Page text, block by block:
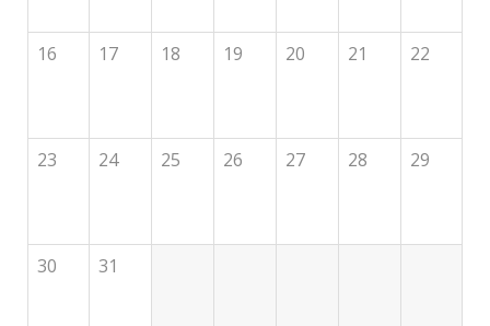
16 17 18 19 20 21 22
23 24 25 26 27 28 29
30 31